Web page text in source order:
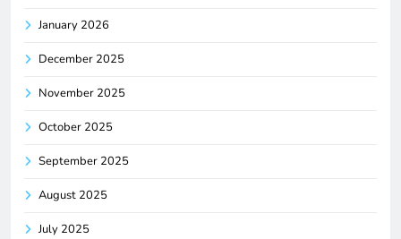
January 2026
December 2025
November 2025
October 2025
September 2025
August 2025
July 2025